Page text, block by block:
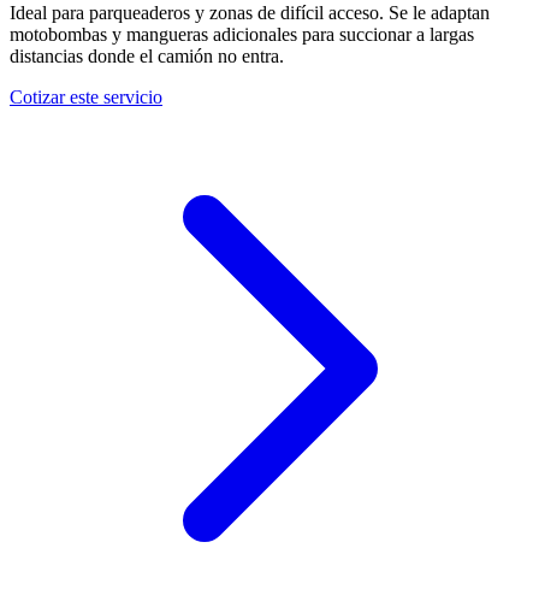
Ideal para parqueaderos y zonas de difícil acceso. Se le adaptan
motobombas y mangueras adicionales para succionar a largas
distancias donde el camión no entra.
Cotizar este servicio